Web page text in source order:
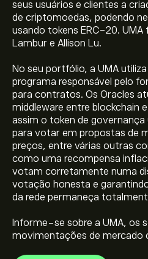
seus usuários e clientes a
de criptomoedas, podendo
usando tokens ERC-20. UMA
Lambur e Allison Lu.
No seu portfólio, a UMA
programa responsável pelo
para contratos. Os Oracles
middleware entre blockchain
assim o token de
para votar em propostas de
preços, entre várias outras
como uma recompensa
votam corretamente numa
votação honesta e
da rede permaneça
Informe-se sobre a UMA, os
movimentações de mercado
O preço atual de UMA é
A capitalização bolsista de
30.74M‎$‎
O preço mais elevado de
32.634‎$‎